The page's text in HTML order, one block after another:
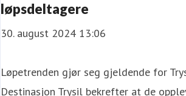
løpsdeltagere
30. august 2024 13:06
Løpetrenden gjør seg gjeldende for
Destinasjon Trysil bekrefter at de